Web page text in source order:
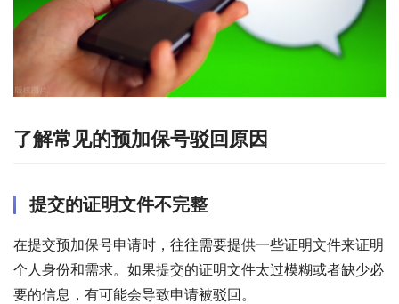
了解常见的预加保号驳回原因
提交的证明文件不完整
在提交预加保号申请时，往往需要提供一些证明文件来证明
个人身份和需求。如果提交的证明文件太过模糊或者缺少必
要的信息，有可能会导致申请被驳回。